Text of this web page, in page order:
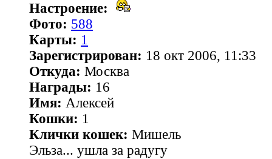
Настроение:
Фото: 588
Карты: 1
Зарегистрирован: 18 окт 2006, 11:33
Откуда: Москва
Награды: 16
Имя: Алексей
Кошки: 1
Клички кошек: Мишель
Эльза... ушла за радугу